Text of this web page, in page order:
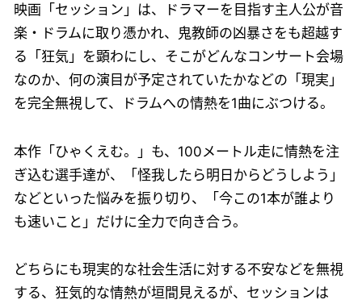
映画「セッション」は、ドラマーを目指す主人公が音
楽・ドラムに取り憑かれ、鬼教師の凶暴さをも超越す
る「狂気」を顕わにし、そこがどんなコンサート会場
なのか、何の演目が予定されていたかなどの「現実」
を完全無視して、ドラムへの情熱を1曲にぶつける。
本作「ひゃくえむ。」も、100メートル走に情熱を注
ぎ込む選手達が、「怪我したら明日からどうしよう」
などといった悩みを振り切り、「今この1本が誰より
も速いこと」だけに全力で向き合う。
どちらにも現実的な社会生活に対する不安などを無視
する、狂気的な情熱が垣間見えるが、セッションは